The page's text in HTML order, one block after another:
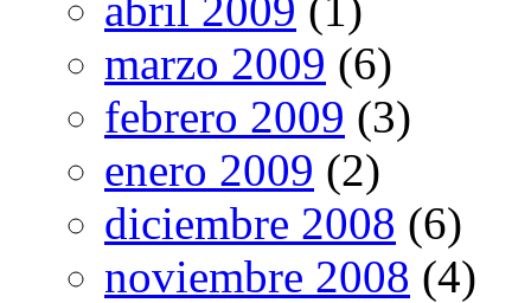
marzo 2009 (6)
febrero 2009 (3)
enero 2009 (2)
diciembre 2008 (6)
noviembre 2008 (4)